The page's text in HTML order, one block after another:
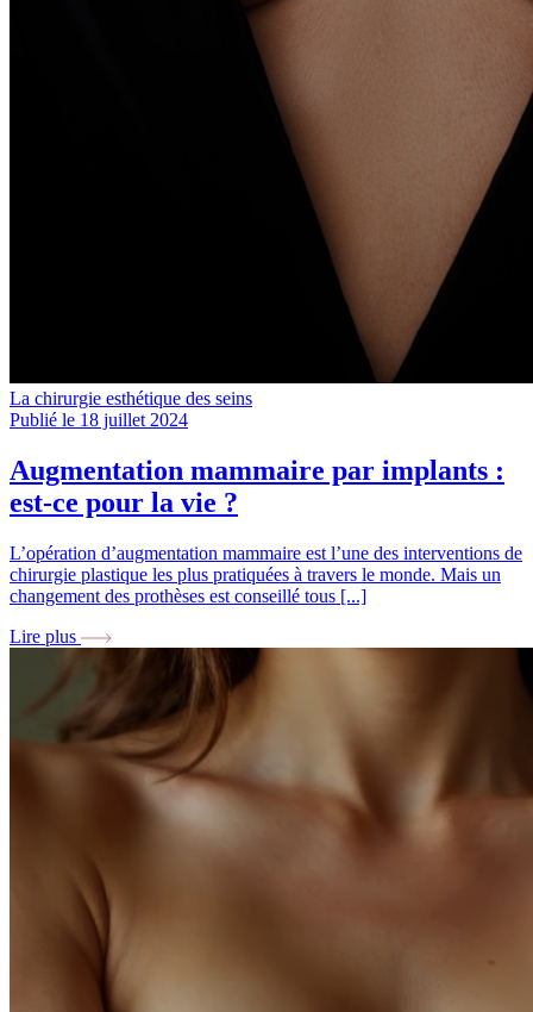
La chirurgie esthétique des seins
Publié le 18 juillet 2024
Augmentation mammaire par implants :
est-ce pour la vie ?
L’opération d’augmentation mammaire est l’une des interventions de
chirurgie plastique les plus pratiquées à travers le monde. Mais un
changement des prothèses est conseillé tous [...]
Lire plus